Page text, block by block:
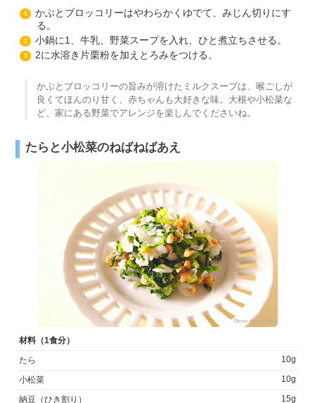
1
かぶとブロッコリーはやわらかくゆでて、みじん切りにす
る。
2 小鍋に1、牛乳、野菜スープを入れ、ひと煮立ちさせる。
3 2に水溶き片栗粉を加えとろみをつける。
かぶとブロッコリーの旨みが溶けたミルクスープは、喉ごしが
良くてほんのり甘く、赤ちゃんも大好きな味。大根や小松菜な
ど、家にある野菜でアレンジを楽しんでくださいね。
たらと小松菜のねばねばあえ
材料（1食分）
たら
10g
小松菜 10g
納豆（ひき割り） 15g